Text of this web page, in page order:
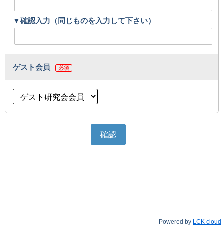
▼確認入力（同じものを入力して下さい）
ゲスト会員 必須
Powered by LCK cloud